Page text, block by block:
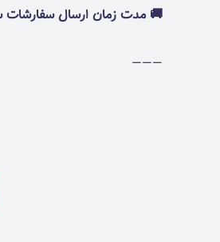
🚚 مدت زمان ارسال سفارشات ست کیف و روسری
———